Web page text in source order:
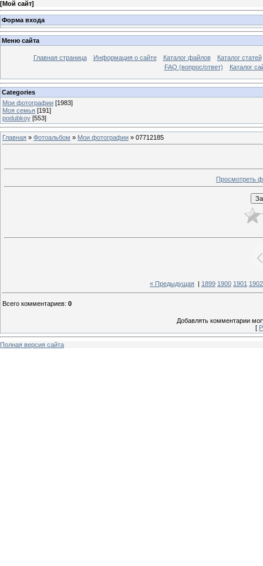
[Мой сайт]
Форма входа
Меню сайта
Главная страница Информация о сайте Каталог файлов
Каталог статей
FAQ (вопрос/ответ)
Каталог
Categories
Мои фотографии [1983]
Моя семья [191]
podubkoy [553]
Главная » Фотоальбом » Мои фотографии » 07712185
Просмотреть
« Предыдущая 1899 1900 1901 1902
Всего комментариев: 0
Добавлять комментарии
[
Полная версия сайта